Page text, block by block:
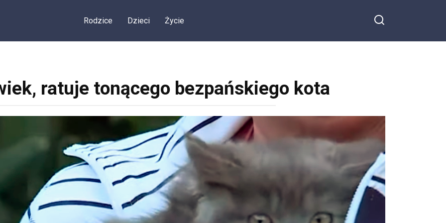
Rodzice Dzieci Życie
ratuje tonącego bezpańskiego kota